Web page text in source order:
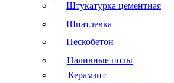
Штукатурка цементная
Шпатлевка
Пескобетон
Наливные полы
Керамзит